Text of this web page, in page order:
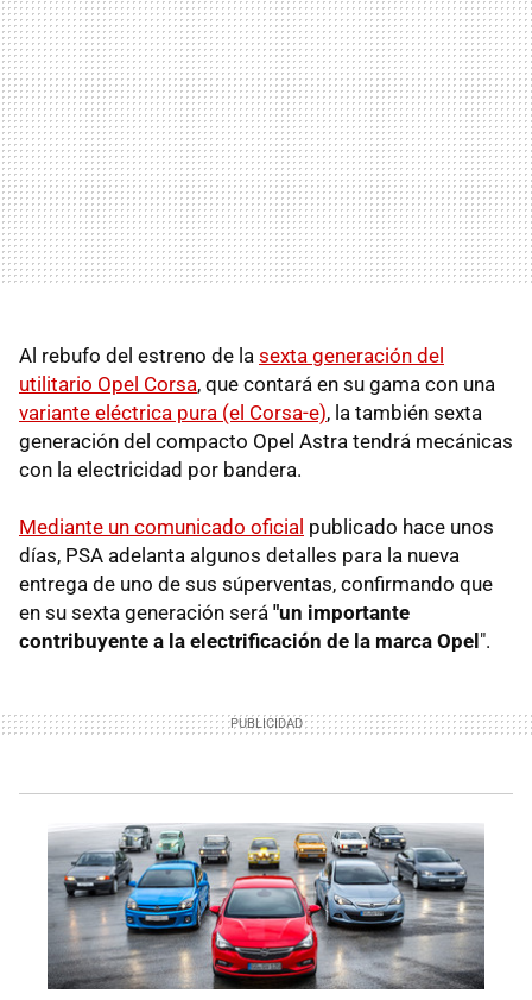
Al rebufo del estreno de la sexta generación del
utilitario Opel Corsa, que contará en su gama con una
variante eléctrica pura (el Corsa-e), la también sexta
generación del compacto Opel Astra tendrá mecánicas
con la electricidad por bandera.
Mediante un comunicado oficial publicado hace unos
días, PSA adelanta algunos detalles para la nueva
entrega de uno de sus súperventas, confirmando que
en su sexta generación será "un importante
contribuyente a la electrificación de la marca Opel".